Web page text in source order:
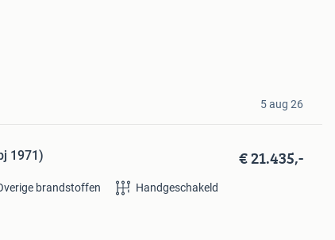
5 aug 26
1971) € 21.435,-
brandstoffen Handgeschakeld